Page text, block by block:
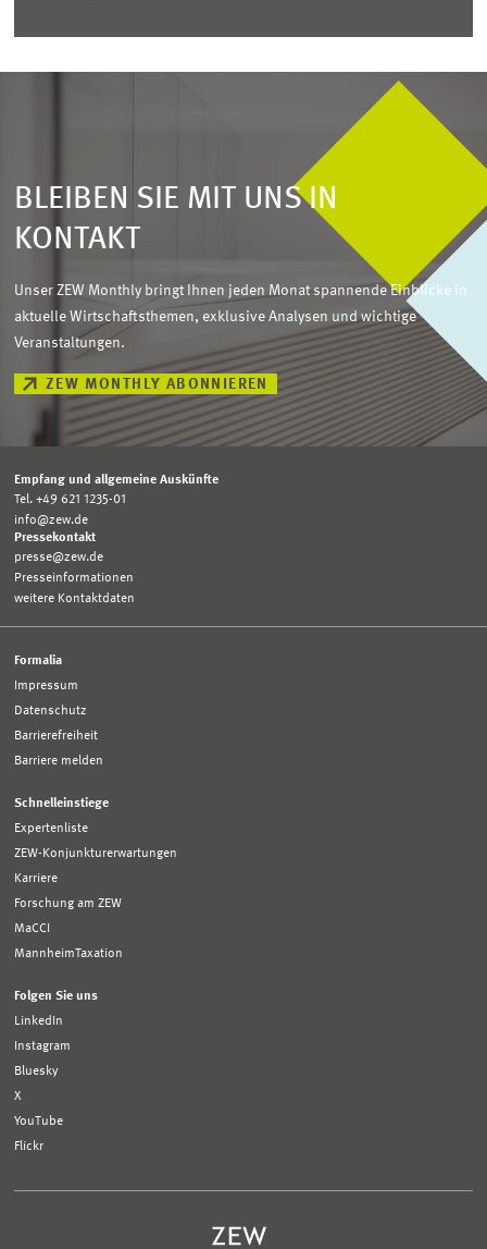
BLEIBEN SIE MIT UNS IN
KONTAKT
Unser ZEW Monthly bringt Ihnen jeden Monat spannende Einblicke in
aktuelle Wirtschaftsthemen, exklusive Analysen und wichtige
Veranstaltungen.
ZEW MONTHLY ABONNIEREN
Empfang und allgemeine Auskünfte
Tel. +49 621 1235-01
info@zew.de
Pressekontakt
presse@zew.de
Presseinformationen
weitere Kontaktdaten
Formalia
Impressum
Datenschutz
Barrierefreiheit
Barriere melden
Schnelleinstiege
Expertenliste
ZEW-Konjunkturerwartungen
Karriere
Forschung am ZEW
MaCCI
MannheimTaxation
Folgen Sie uns
LinkedIn
Instagram
Bluesky
X
YouTube
Flickr